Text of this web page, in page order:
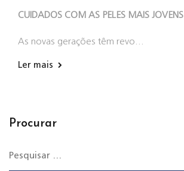
CUIDADOS COM AS PELES MAIS JOVENS
As novas gerações têm revo…
Ler mais
Procurar